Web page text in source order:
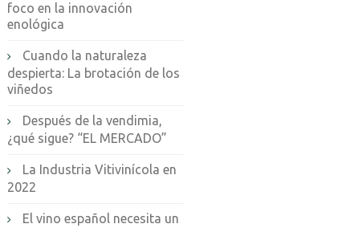
foco en la innovación
enológica
Cuando la naturaleza
despierta: La brotación de los
viñedos
Después de la vendimia,
¿qué sigue? “EL MERCADO”
La Industria Vitivinícola en
2022
El vino español necesita un